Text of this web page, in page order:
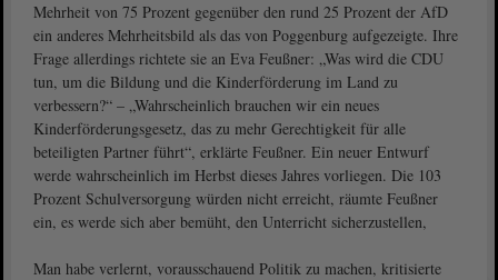
Mehrheit von 75 Prozent gegenüber den rund 25 Prozent der AfD
ein anderes Mehrheitsbild als das von Poggenburg aufgezeigte. Ihre
Frage allerdings richtete sie an Eva Feußner: „Was wird die CDU
tun, um die Bildung und die Kinderförderung im Land zu
verbessern?“ – „Wahrscheinlich brauchen wir ein neues
Kinderförderungsgesetz, das zu mehr Gerechtigkeit für alle
beteiligten Partner führt“, erklärte Feußner. Ein neuer Entwurf
werde wahrscheinlich im Herbst dieses Jahres vorliegen. Die 103
Prozent Schulversorgung würden nicht erreicht, räumte Feußner
ein, es werde sich aber bemüht, den Unterricht sicherzustellen,
Man habe verlernt, vorausschauend Politik zu machen, kritisierte